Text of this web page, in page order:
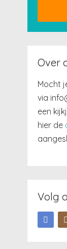
Over
Mocht
via
een
hier de
Volg